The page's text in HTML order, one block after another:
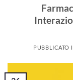
PUBBLICATO